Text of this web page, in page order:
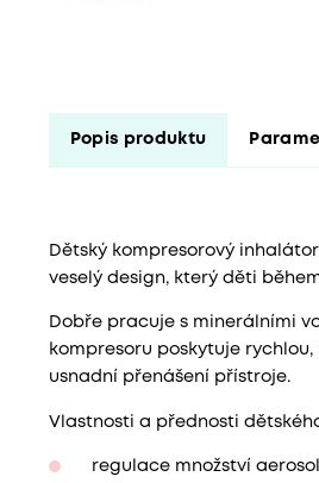
Popis produktu
Dětský kompresorový
veselý design, který děti
Dobře pracuje s minerálními
kompresoru poskytuje
usnadní přenášení přístroje.
Vlastnosti a přednosti
regulace množství